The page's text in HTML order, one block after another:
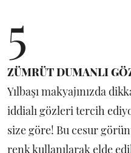
5
ZÜMRÜT DUMANLI
Yılbaşı makyajınızda
iddialı gözleri tercih
size göre! Bu cesur
renk kullanılarak elde